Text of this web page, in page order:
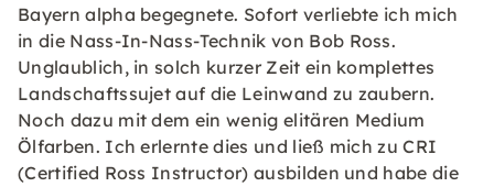
Bayern alpha begegnete. Sofort verliebte ich mich
in die Nass-In-Nass-Technik von Bob Ross.
Unglaublich, in solch kurzer Zeit ein komplettes
Landschaftssujet auf die Leinwand zu zaubern.
Noch dazu mit dem ein wenig elitären Medium
Ölfarben. Ich erlernte dies und ließ mich zu CRI
(Certified Ross Instructor) ausbilden und habe die